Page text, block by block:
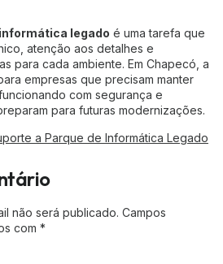
legado é uma tarefa que
atenção aos detalhes e
para cada ambiente. Em Chapecó, a
empresas que precisam manter
com segurança e
para futuras modernizações.
a Parque de Informática Legado
não será publicado. Campos
com *